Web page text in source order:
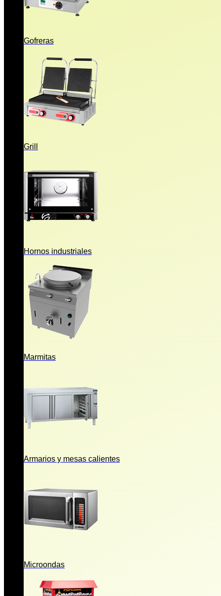
Gofreras
Grill
Hornos industriales
Marmitas
Armarios y mesas calientes
Microondas